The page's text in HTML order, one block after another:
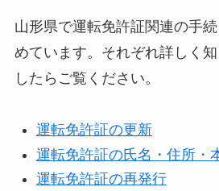
山形県で運転免許証関連の手
めています。それぞれ詳しく
したらご覧ください。
運転免許証の更新
運転免許証の氏名・住所・
運転免許証の再発行